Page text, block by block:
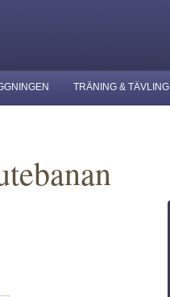
TRÄNING & TÄVLING